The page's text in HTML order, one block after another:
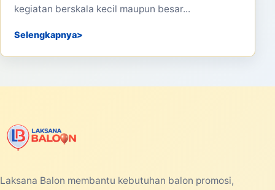
kegiatan berskala kecil maupun besar...
Selengkapnya
Laksana Balon membantu kebutuhan balon promosi,